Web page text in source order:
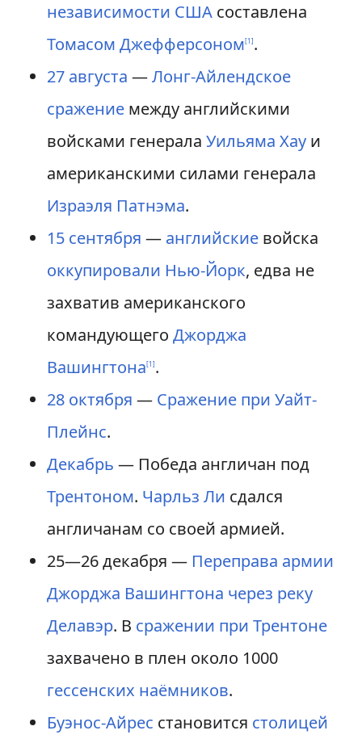
независимости СШАсоставлена
Томасом Джефферсоном[1].
27 августа —Лонг-Айлендское
сражениемежду английскими
войсками генерала Уильяма Хауи
американскими силами генерала
Израэля Патнэма.
15 сентября — английскиевойска
оккупировали Нью-Йорк, едва не
захватив американского
командующего Джорджа
Вашингтона[1].
28 октября — Сражение при Уайт-
Плейнс.
Декабрь — Победа англичан под
Трентоном. Чарльз Ли сдался
англичанам со своей армией.
25—26 декабря — Переправа армии
Джорджа Вашингтона через реку
Делавэр. В сражении при Трентоне
захвачено в плен около 1000
гессенских наёмников.
Буэнос-Айрес становится столицей